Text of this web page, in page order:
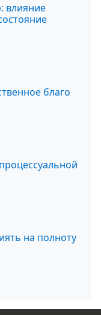
влияние
благо
на полноту